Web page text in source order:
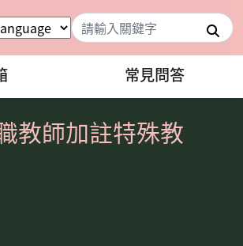
搜尋
常見問答
教師加註特殊教